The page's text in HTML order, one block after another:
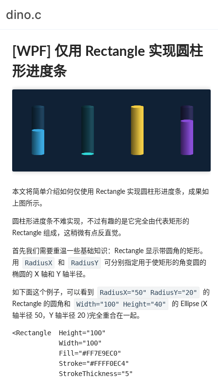
dino.c
[WPF] 仅用 Rectangle 实现圆柱
形进度条
本文将简单介绍如何仅使用 Rectangle 实现圆柱形进度条，成果如
上图所示。
圆柱形进度条不难实现，不过有趣的是它完全由代表矩形的
Rectangle 组成，这稍微有点反直觉。
首先我们需要重温一些基础知识：Rectangle 显示带圆角的矩形。
用
RadiusX 和 RadiusY
可分别指定用于使矩形的角变圆的
椭圆的 X 轴和 Y 轴半径。
如下面这个例子，可以看到 RadiusX="50" RadiusY="20"
的
Rectangle 的圆角和
Width="100" Height="40"
的 Ellipse (X
轴半径 50，Y 轴半径 20 )完全重合在一起。
<Rectangle  Height="100"
            Width="100"
            Fill="#FF7E9EC0"
            Stroke="#FFFF0EC4"
            StrokeThickness="5"